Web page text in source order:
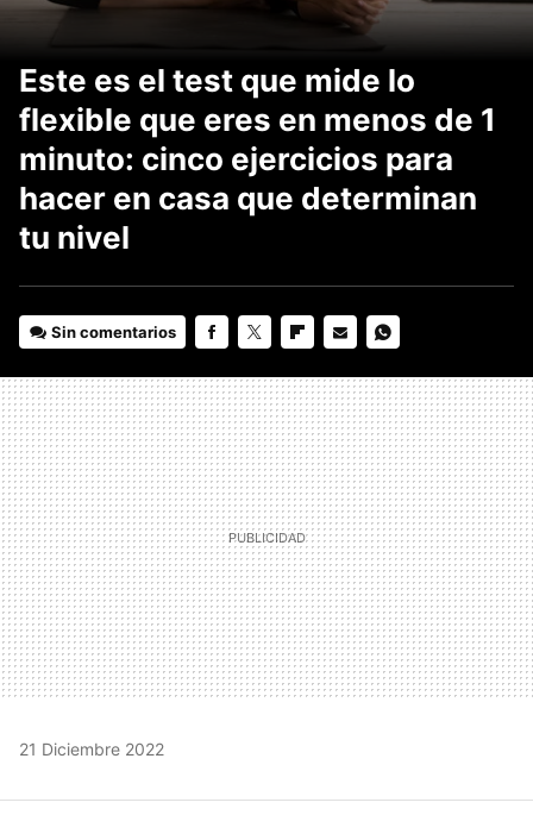
Este es el test que mide lo
flexible que eres en menos de 1
minuto: cinco ejercicios para
hacer en casa que determinan
tu nivel
Sin comentarios
MAIL
21 Diciembre 2022